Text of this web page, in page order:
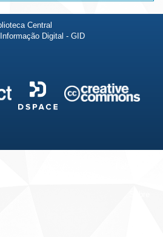
Central
Digital - GID